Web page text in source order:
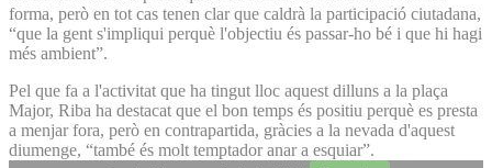
forma, però en tot cas tenen clar que caldrà la participació ciutadana,
“que la gent s'impliqui perquè l'objectiu és passar-ho bé i que hi hagi
més ambient”.
Pel que fa a l'activitat que ha tingut lloc aquest dilluns a la plaça
Major, Riba ha destacat que el bon temps és positiu perquè es presta
a menjar fora, però en contrapartida, gràcies a la nevada d'aquest
diumenge, “també és molt temptador anar a esquiar”.